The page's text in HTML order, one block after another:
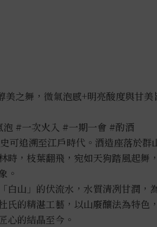
之舞，微氣泡感+明亮酸度與甘美
泡 #一次火入 #一期一會 #酌酒
可追溯至江戶時代。酒造座落於群
時，枝葉翻飛，宛如天狗踏風起舞
。
白山」的伏流水，水質清冽甘潤，
氏的精湛工藝，以山廢釀法為特色
心的結晶至今。